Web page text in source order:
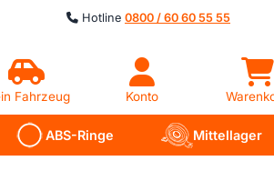
Hotline 0800 / 60 60 55 55
Fahrzeug Konto
ABS-Ringe Mittellager